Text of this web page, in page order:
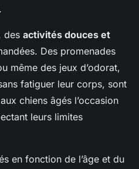
des activités douces et
Des promenades
même des jeux d’odorat,
fatiguer leur corps, sont
chiens âgés l’occasion
leurs limites
en fonction de l’âge et du